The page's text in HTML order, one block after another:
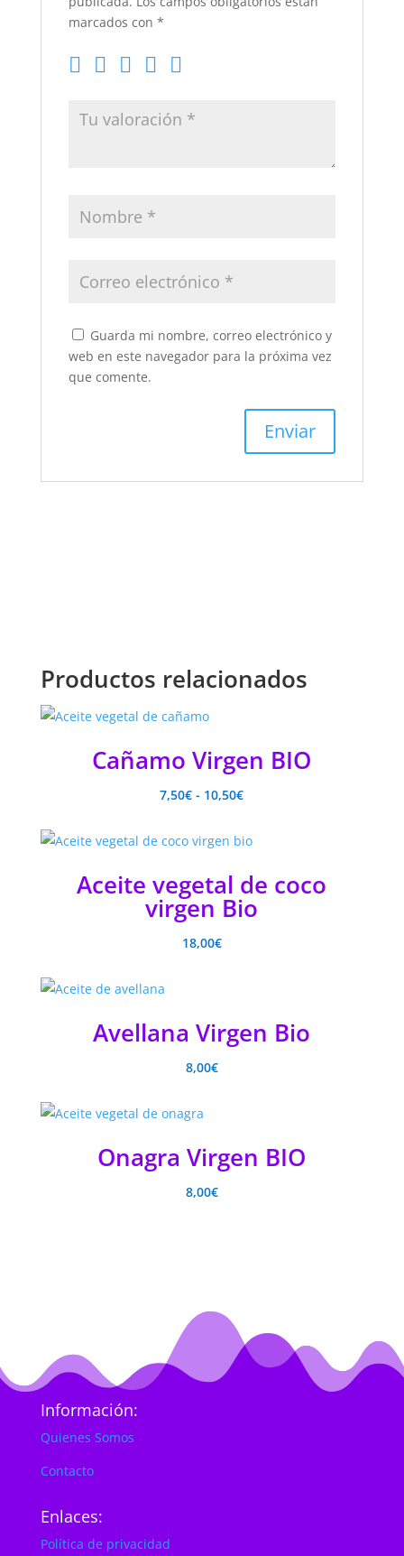
marcados con *
Guarda mi nombre, correo electrónico y
web en este navegador para la próxima vez
que comente.
Productos relacionados
Cañamo Virgen BIO
7,50€ - 10,50€Rango
precios:
7,50€
hasta
Aceite vegetal de coco
virgen Bio
18,00€
Avellana Virgen Bio
8,00€
Onagra Virgen BIO
8,00€
Información:
Quienes Somos
Contacto
Enlaces:
Política de privacidad